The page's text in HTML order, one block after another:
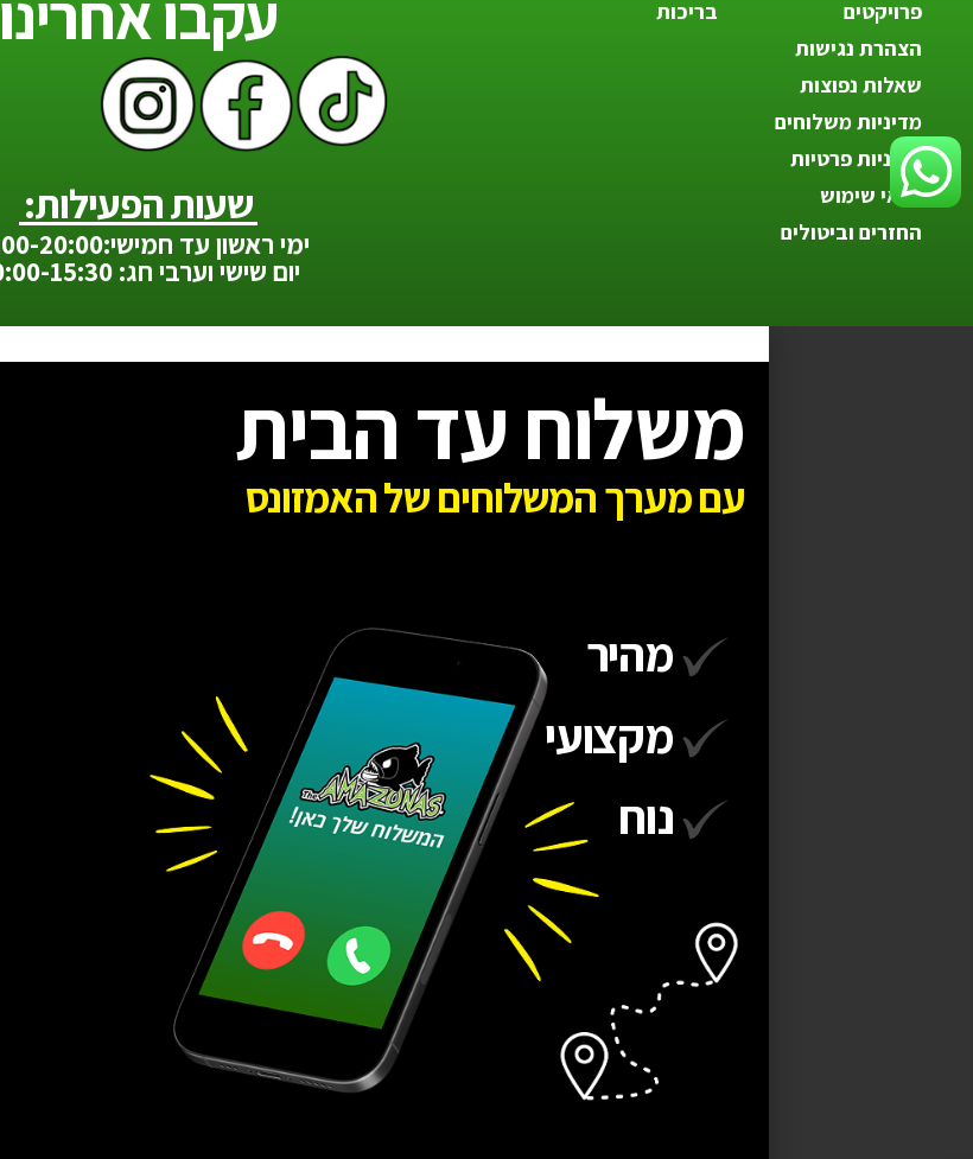
פרויקטים
הצהרת נגישות
שאלות נפוצות
מדיניות משלוחים
מדיניות פרטיות
תנאי שימוש
החזרים וביטולים
בריכות
עקבו אחרינו
שעות הפעילות:
ימי ראשון עד חמישי:10:00-20:00
יום שישי וערבי חג: 10:00-15:30
משלוח עד הבית
עם מערך המשלוחים של האמזונס
מהיר
מקצועי
נוח